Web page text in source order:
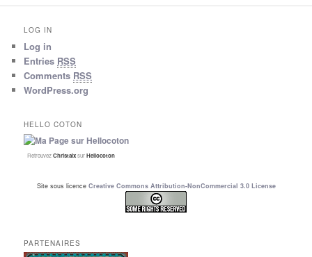
LOG IN
Log in
Entries RSS
Comments RSS
WordPress.org
HELLO COTON
RetrouvezChristalxsurHellocoton
Site sous licence Creative Commons Attribution-NonCommercial 3.0 License
PARTENAIRES